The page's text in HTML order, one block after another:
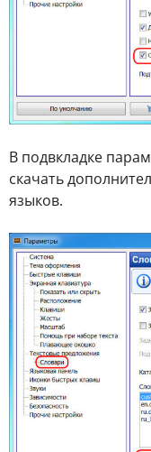
В подвкладке
скачать
языков.